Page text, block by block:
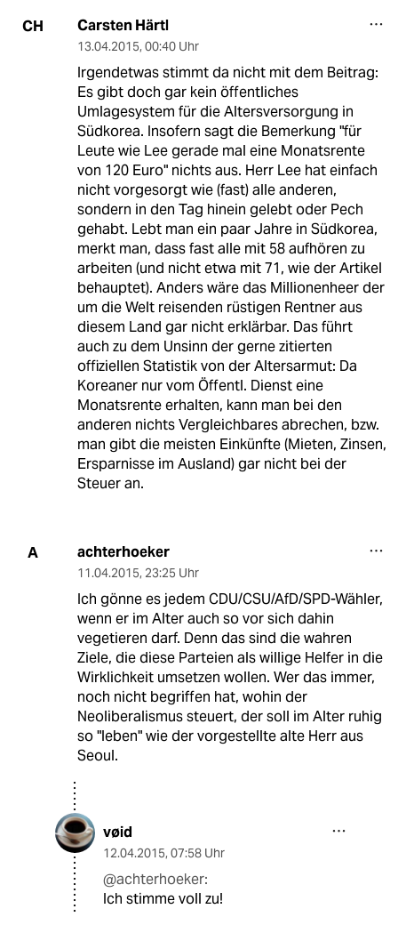
CH Carsten Härtl
13.04.2015, 00:40 Uhr
Irgendetwas stimmt da nicht mit dem Beitrag:
Es gibt doch gar kein öffentliches
Umlagesystem für die Altersversorgung in
Südkorea. Insofern sagt die Bemerkung "für
Leute wie Lee gerade mal eine Monatsrente
von 120 Euro" nichts aus. Herr Lee hat einfach
nicht vorgesorgt wie (fast) alle anderen,
sondern in den Tag hinein gelebt oder Pech
gehabt. Lebt man ein paar Jahre in Südkorea,
merkt man, dass fast alle mit 58 aufhören zu
arbeiten (und nicht etwa mit 71, wie der Artikel
behauptet). Anders wäre das Millionenheer der
um die Welt reisenden rüstigen Rentner aus
diesem Land gar nicht erklärbar. Das führt
auch zu dem Unsinn der gerne zitierten
offiziellen Statistik von der Altersarmut: Da
Koreaner nur vom Öffentl. Dienst eine
Monatsrente erhalten, kann man bei den
anderen nichts Vergleichbares abrechen, bzw.
man gibt die meisten Einkünfte (Mieten, Zinsen,
Ersparnisse im Ausland) gar nicht bei der
Steuer an.
A achterhoeker
11.04.2015, 23:25 Uhr
Ich gönne es jedem CDU/CSU/AfD/SPD-Wähler,
wenn er im Alter auch so vor sich dahin
vegetieren darf. Denn das sind die wahren
Ziele, die diese Parteien als willige Helfer in die
Wirklichkeit umsetzen wollen. Wer das immer,
noch nicht begriffen hat, wohin der
Neoliberalismus steuert, der soll im Alter ruhig
so "leben" wie der vorgestellte alte Herr aus
Seoul.
vøid
12.04.2015, 07:58 Uhr
@achterhoeker:
Ich stimme voll zu!